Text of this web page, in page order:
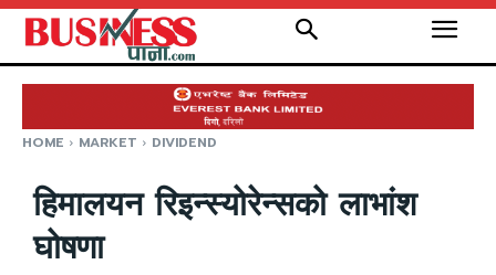
HOME MARKET DIVIDEND
हिमालयन रिइन्स्योरेन्सको लाभांश
घोषणा